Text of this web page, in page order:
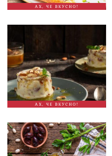
АХ, ЧЕ ВКУСНО!
АХ, ЧЕ ВКУСНО!